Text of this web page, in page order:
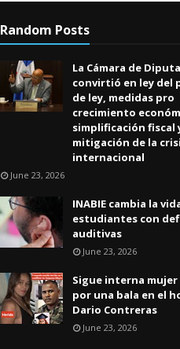
Random Posts
La Cámara de
convirtió en ley del
de ley, medidas pro
crecimiento
simplificación fiscal
mitigación de la
internacional
June 23, 2026
INABIE cambia la
estudiantes con
auditivas
June 23, 2026
Sigue interna mujer
por una bala en el
Dario Contreras
June 23, 2026